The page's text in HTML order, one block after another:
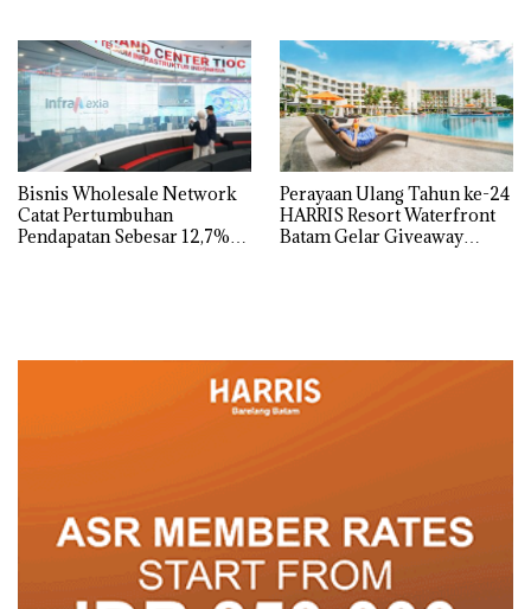
dengan Konservasi
Bisnis Wholesale Network
Catat Pertumbuhan
Pendapatan Sebesar 12,7%
Perayaan Ulang Tahun ke-24
HARRIS Resort Waterfront
Batam Gelar Giveaway